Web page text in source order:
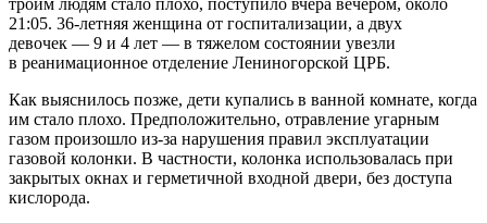
21:05. 36-летняя женщина от госпитализации, а двух
девочек — 9 и 4 лет — в тяжелом состоянии увезли
в реанимационное отделение Лениногорской ЦРБ.
Как выяснилось позже, дети купались в ванной комнате, когда
им стало плохо. Предположительно, отравление угарным
газом произошло из-за нарушения правил эксплуатации
газовой колонки. В частности, колонка использовалась при
закрытых окнах и герметичной входной двери, без доступа
кислорода.